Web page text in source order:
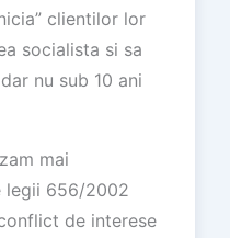
clientilor lor
socialista si sa
nu sub 10 ani
mai
legii 656/2002
de interese